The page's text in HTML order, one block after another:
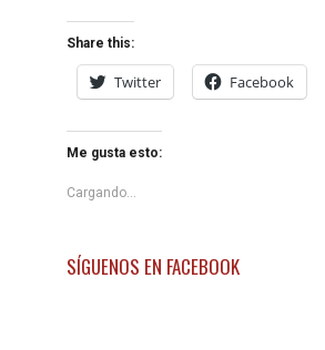
Share this:
Twitter Facebook
Me gusta esto:
Cargando...
SÍGUENOS EN FACEBOOK